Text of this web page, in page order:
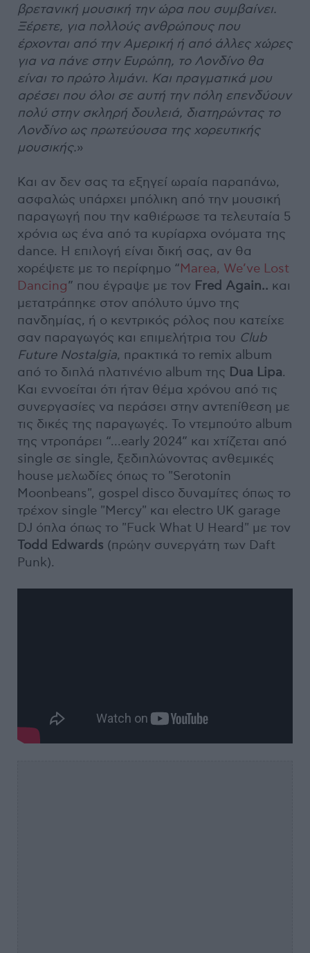
βρετανική μουσική την ώρα που συμβαίνει.
Ξέρετε, για πολλούς ανθρώπους που
έρχονται από την Αμερική ή από άλλες χώρες
για να πάνε στην Ευρώπη, το Λονδίνο θα
είναι το πρώτο λιμάνι. Και πραγματικά μου
αρέσει που όλοι σε αυτή την πόλη επενδύουν
πολύ στην σκληρή δουλειά, διατηρώντας το
Λονδίνο ως πρωτεύουσα της χορευτικής
μουσικής.»
Και αν δεν σας τα εξηγεί ωραία παραπάνω,
ασφαλώς υπάρχει μπόλικη από την μουσική
παραγωγή που την καθιέρωσε τα τελευταία 5
χρόνια ως ένα από τα κυρίαρχα ονόματα της
dance. Η επιλογή είναι δική σας, αν θα
χορέψετε με το περίφημο “Marea, We’ve Lost
Dancing” που έγραψε με τον Fred Again.. και
μετατράπηκε στον απόλυτο ύμνο της
πανδημίας, ή ο κεντρικός ρόλος που κατείχε
σαν παραγωγός και επιμελήτρια του Club
Future Nostalgia, πρακτικά το remix album
από το διπλά πλατινένιο album της Dua Lipa.
Και εννοείται ότι ήταν θέμα χρόνου από τις
συνεργασίες να περάσει στην αντεπίθεση με
τις δικές της παραγωγές. To ντεμπούτο album
της ντροπάρει “...early 2024” και χτίζεται από
single σε single, ξεδιπλώνοντας ανθεμικές
house μελωδίες όπως το "Serotonin
Moonbeans", gospel disco δυναμίτες όπως το
τρέχον single "Μercy" και electro UK garage
DJ όπλα όπως το "Fuck What U Heard" με τον
Todd Edwards (πρώην συνεργάτη των Daft
Punk).